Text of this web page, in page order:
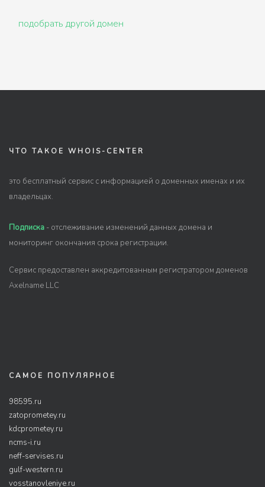
подобрать другой домен
ЧТО ТАКОЕ WHOIS-CENTER
это бесплатный сервис с информацией о доменных именах и их
владельцах.
Подписка - отслеживание изменений данных домена и
мониторинг окончания срока регистрации.
Сервис предоставлен аккредитованным регистратором доменов
Axelname LLC
САМОЕ ПОПУЛЯРНОЕ
98595.ru
zatoprometey.ru
kdcprometey.ru
ncms-i.ru
neff-servises.ru
gulf-western.ru
vosstanovleniye.ru